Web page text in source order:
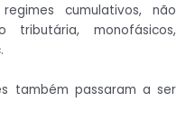
cumulativos, não
tributária, monofásicos,
também passaram a ser